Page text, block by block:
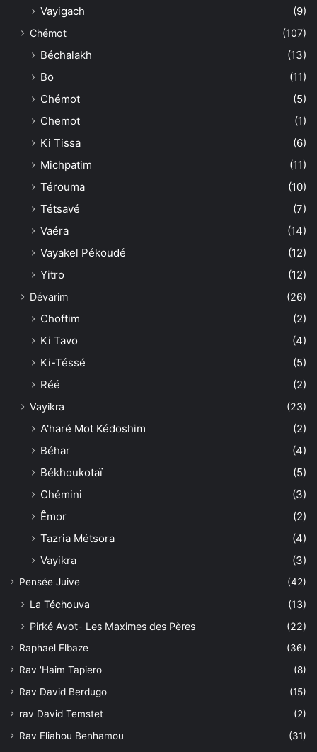
Vayigach
(9)
Chémot (107)
Béchalakh
(13)
Bo
(11)
Chémot
(5)
Chemot
(1)
Ki Tissa
(6)
Michpatim
(11)
Térouma
(10)
Tétsavé
(7)
Vaéra
(14)
Vayakel Pékoudé
(12)
Yitro
(12)
Dévarim (26)
Choftim
(2)
Ki Tavo
(4)
Ki-Téssé
(5)
Réé
(2)
Vayikra (23)
A'haré Mot Kédoshim
(2)
Béhar
(4)
Békhoukotaï
(5)
Chémini
(3)
Êmor
(2)
Tazria Métsora
(4)
Vayikra
(3)
Pensée Juive (42)
La Téchouva
(13)
Pirké Avot- Les Maximes des Pères
(22)
Raphael Elbaze
(36)
Rav 'Haim Tapiero
(8)
Rav David Berdugo
(15)
rav David Temstet
(2)
Rav Eliahou Benhamou
(31)